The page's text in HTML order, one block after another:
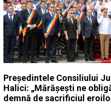
Președintele Consiliului
Halici: „Mărășești ne
demnă de sacrificiul